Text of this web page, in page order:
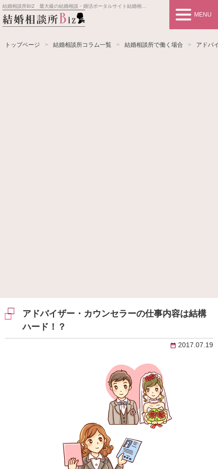
結婚相談所BIZ 最大級の結婚相談・婚活ポータルサイト結婚相談所事業者情報や婚活お見合いの悩み、対策を紹介します。
MENU
トップページ 結婚相談所コラム一覧 結婚相談所で働く場合 アドバ
アドバイザー・カウンセラーの仕事内容は結構
ハード！？
2017.07.19